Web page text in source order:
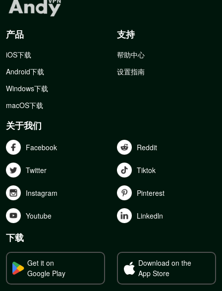
产品
iOS下载
Android下载
Windows下载
macOS下载
支持
帮助中心
设置指南
关于我们
Facebook Reddit
Twitter Tiktok
Instagram Pinterest
Youtube Linkedln
下载
Get it on
Google Play
Download on the
App Store